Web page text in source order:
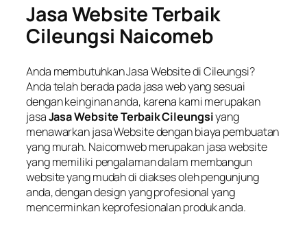
Jasa Website Terbaik
Cileungsi Naicomeb
Anda membutuhkan Jasa Website di Cileungsi?
Anda telah berada pada jasa web yang sesuai
dengan keinginan anda, karena kami merupakan
jasaJasa Website Terbaik Cileungsiyang
menawarkan jasa Website dengan biaya pembuatan
yang murah. Naicomweb merupakan jasa website
yang memiliki pengalaman dalam membangun
website yang mudah di diakses oleh pengunjung
anda, dengan design yang profesional yang
mencerminkan keprofesionalan produk anda.